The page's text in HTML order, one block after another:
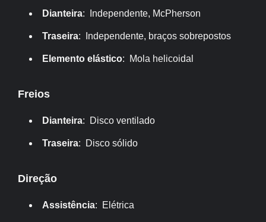
Dianteira: Independente, McPherson
Traseira: Independente, braços sobrepostos
Elemento elástico: Mola helicoidal
Freios
Dianteira: Disco ventilado
Traseira: Disco sólido
Direção
Assistência: Elétrica